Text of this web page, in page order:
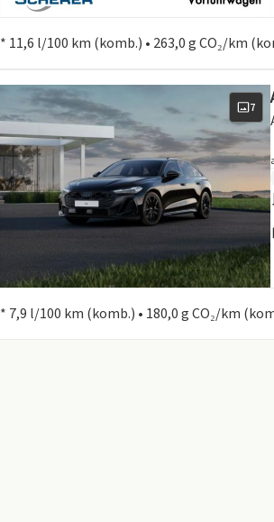
* 11,6 l/100 km (komb.) • 263,0 g CO₂/km
7
* 7,9 l/100 km (komb.) • 180,0 g CO₂/km